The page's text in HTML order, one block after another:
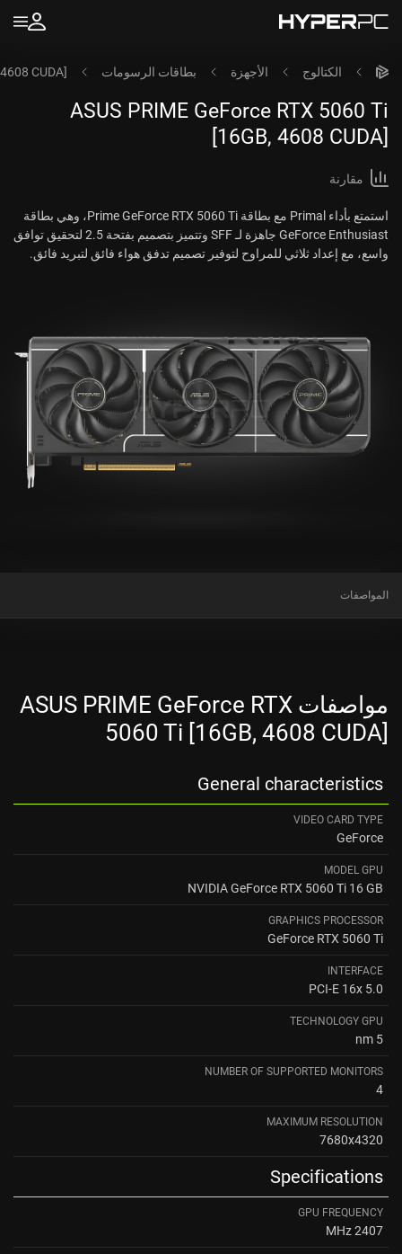
الكتالوج الأجهزة بطاقات الرسومات CUDA]
ASUS PRIME GeForce RTX 5060 Ti
[16GB, 4608 CUDA]
مقارنة
استمتع بأداء Primal مع بطاقة Prime GeForce RTX 5060 Ti، وهي بطاقة
GeForce Enthusiast جاهزة لـ SFF وتتميز بتصميم بفتحة 2.5 لتحقيق توافق
واسع، مع إعداد ثلاثي للمراوح لتوفير تصميم تدفق هواء فائق لتبريد فائق.
المواصفات
مواصفات ASUS PRIME GeForce RTX
5060 Ti [16GB, 4608 CUDA]
General characteristics
VIDEO CARD TYPE
GeForce
MODEL GPU
NVIDIA GeForce RTX 5060 Ti 16 GB
GRAPHICS PROCESSOR
GeForce RTX 5060 Ti
INTERFACE
PCI-E 16x 5.0
TECHNOLOGY GPU
5 nm
NUMBER OF SUPPORTED MONITORS
4
MAXIMUM RESOLUTION
7680x4320
Specifications
GPU FREQUENCY
2407 MHz